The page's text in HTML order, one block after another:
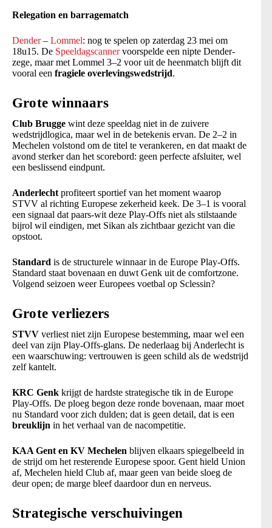
Relegation en barragematch
Dender– Lommel: nog te spelen op zaterdag 23 mei om
18u15. De Speeldagscannervoorspelde een nipte Dender-
zege, maar met Lommel 3–2 voor uit de heenmatch blijft dit
vooral een fragiele overlevingswedstrijd.
Grote winnaars
Club Brugge wint deze speeldag niet in de zuivere
wedstrijdlogica, maar wel in de betekenis ervan. De 2–2 in
Mechelen volstond om de titel te verankeren, en dat maakt de
avond sterker dan het scorebord: geen perfecte afsluiter, wel
een beslissend eindpunt.
Anderlecht profiteert sportief van het moment waarop
STVV al richting Europese zekerheid keek. De 3–1 is vooral
een signaal dat paars-wit deze Play-Offs niet als stilstaande
bijrol wil eindigen, met Sikan als zichtbaar gezicht van die
opstoot.
Standard is de structurele winnaar in de Europe Play-Offs.
Standard staat bovenaan en duwt Genk uit de comfortzone.
Volgend seizoen weer Europees voetbal op Sclessin?
Grote verliezers
STVV verliest niet zijn Europese bestemming, maar wel een
deel van zijn Play-Offs-glans. De nederlaag bij Anderlecht is
een waarschuwing: vertrouwen is geen schild als de wedstrijd
zelf kantelt.
KRC Genk krijgt de hardste strategische tik in de Europe
Play-Offs. De ploeg begon deze ronde bovenaan, maar moet
nu Standard voor zich dulden; dat is geen detail, dat is een
breuklijn in het verhaal van de nacompetitie.
KAA Gent en KV Mechelen blijven elkaars spiegelbeeld in
de strijd om het resterende Europese spoor. Gent hield Union
af, Mechelen hield Club af, maar geen van beide sloeg de
deur open; de marge bleef daardoor dun en nerveus.
Strategische verschuivingen